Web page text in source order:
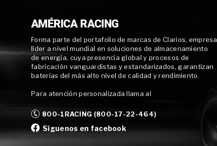
AMÉRICA RACING
Forma parte del portafolio de marcas de Clarios, empresa
líder a nivel mundial en soluciones de almacenamiento
de energía, cuya presencia global y procesos de
fabricación vanguardistas y estandarizados, garantizan
baterías del más alto nivel de calidad y rendimiento.
Para atención personalizada llama al
800-1RACING (800-17-22-464)
Síguenos en facebook